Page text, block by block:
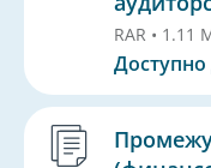
RAR • 1.11
Доступно